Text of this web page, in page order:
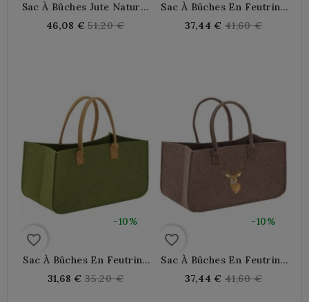
Sac À Bûches Jute Naturel
Et Noir
46,08 € Regular
51,20 €
Sac À Bûches En Feutrine
Grise Cerf
37,44 € Regular
41,60 €
-10%
favorite_border
Sac À Bûches En Feutrine
Vert Kaki
31,68 € Regular
35,20 €
-10%
favorite_border
Sac À Bûches En Feutrine
Cerf Brodé
37,44 € Regular
41,60 €